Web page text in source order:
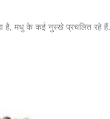
है, मधु के कई नुस्खे प्रचलित रहे हैं.